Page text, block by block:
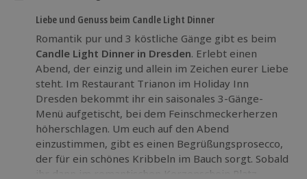
Liebe und Genuss beim Candle Light Dinner
Romantik pur und 3 köstliche Gänge gibt es beim
Candle Light Dinner in Dresden. Erlebt einen
Abend, der einzig und allein im Zeichen eurer Liebe
steht. Im Restaurant Trianon im Holiday Inn
Dresden bekommt ihr ein saisonales 3-Gänge-
Menü aufgetischt, bei dem Feinschmeckerherzen
höherschlagen. Um euch auf den Abend
einzustimmen, gibt es einen Begrüßungsprosecco,
der für ein schönes Kribbeln im Bauch sorgt. Sobald
ihr dann im romantischen Kerzenschein Platz